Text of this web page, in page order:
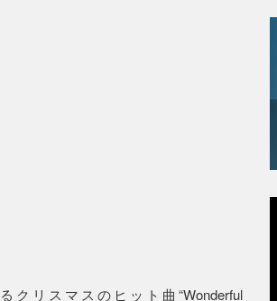
リスマスのヒット曲“Wonderful